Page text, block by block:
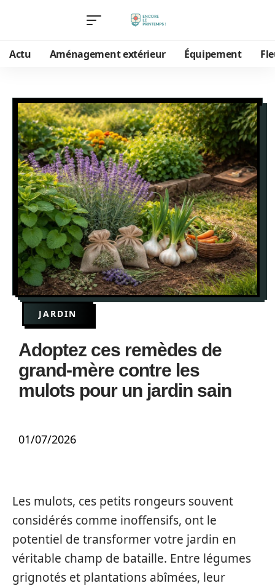
Actu Aménagement extérieur Équipement
JARDIN
Adoptez ces remèdes de
grand-mère contre les
mulots pour un jardin sain
01/07/2026
Les mulots, ces petits rongeurs souvent
considérés comme inoffensifs, ont le
potentiel de transformer votre jardin en
véritable champ de bataille. Entre légumes
grignotés et plantations abîmées, leur